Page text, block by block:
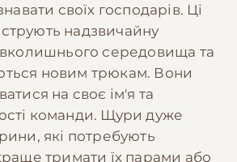
своїх господарів. Ці
надзвичайну
середовища та
новим трюкам. Вони
на своє ім'я та
команди. Щури дуже
які потребують
тримати їх парами або